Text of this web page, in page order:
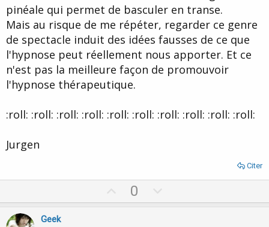
pinéale qui permet de basculer en transe.
Mais au risque de me répéter, regarder ce genre
de spectacle induit des idées fausses de ce que
l'hypnose peut réellement nous apporter. Et ce
n'est pas la meilleure façon de promouvoir
l'hypnose thérapeutique.
:roll: :roll: :roll: :roll: :roll: :roll: :roll: :roll: :roll: :roll:
Jurgen
Citer
p
0
o
Geek